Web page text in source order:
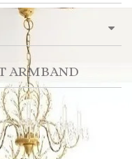
ARMBAND